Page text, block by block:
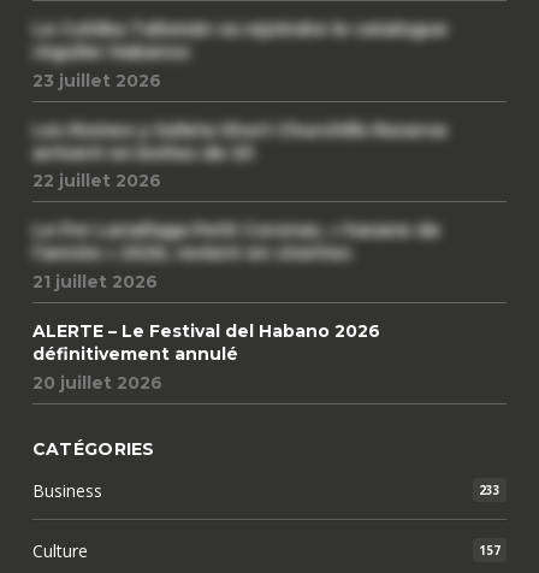
Le Cohiba Talismán va rejoindre le catalogue
régulier Habanos
23 juillet 2026
Les Romeo y Julieta Short Churchills Reserva
arrivent en boîtes de 20
22 juillet 2026
Le Por Larrañaga Petit Coronas, « havane de
l’année » 2026, revient en civettes
21 juillet 2026
ALERTE – Le Festival del Habano 2026
définitivement annulé
20 juillet 2026
CATÉGORIES
Business 233
Culture 157